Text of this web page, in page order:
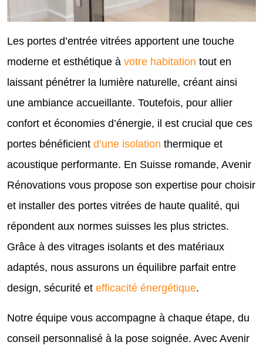
Les portes d’entrée vitrées apportent une touche
moderne et esthétique à votre habitation tout en
laissant pénétrer la lumière naturelle, créant ainsi
une ambiance accueillante. Toutefois, pour allier
confort et économies d’énergie, il est crucial que ces
portes bénéficient d’une isolation thermique et
acoustique performante. En Suisse romande, Avenir
Rénovations vous propose son expertise pour choisir
et installer des portes vitrées de haute qualité, qui
répondent aux normes suisses les plus strictes.
Grâce à des vitrages isolants et des matériaux
adaptés, nous assurons un équilibre parfait entre
design, sécurité et efficacité énergétique.
Notre équipe vous accompagne à chaque étape, du
conseil personnalisé à la pose soignée. Avec Avenir